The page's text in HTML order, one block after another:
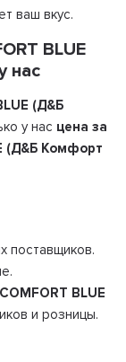
ваш вкус.
BLUE
нас
(Д&Б
у нас цена за
(Д&Б Комфорт
поставщиков.
BLUE
и розницы.